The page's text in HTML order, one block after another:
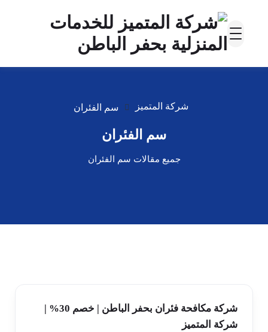
شركة المتميز سم الفئران
سم الفئران
جميع مقالات سم الفئران
شركة مكافحة فئران بحفر الباطن | خصم 30% |
شركة المتميز